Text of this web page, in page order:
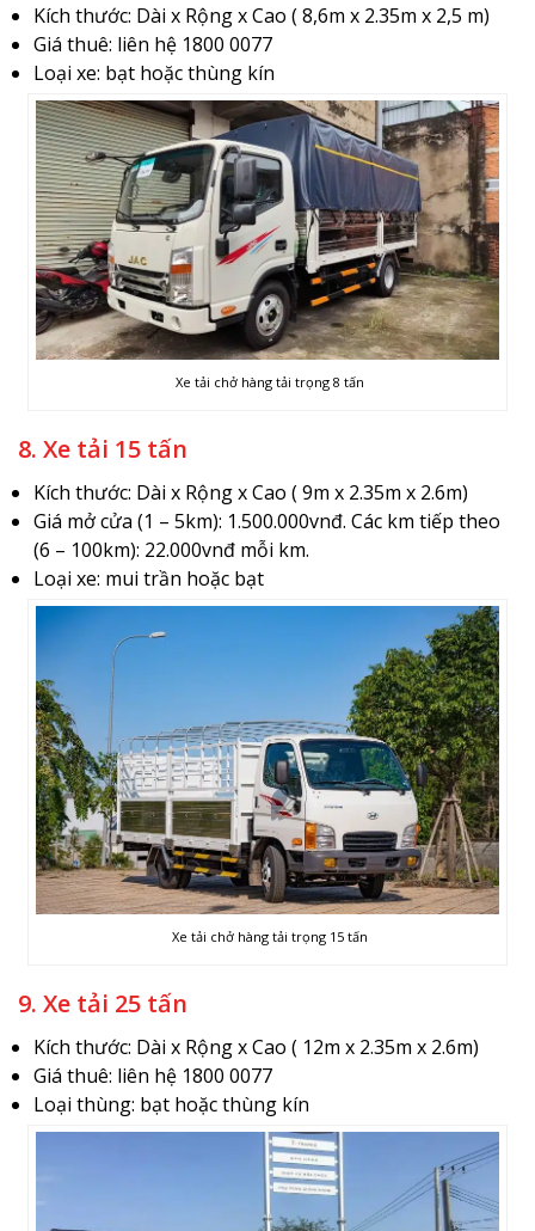
Kích thước: Dài x Rộng x Cao ( 8,6m x 2.35m x 2,5 m)
Giá thuê: liên hệ 1800 0077
Loại xe: bạt hoặc thùng kín
Xe tải chở hàng tải trọng 8 tấn
8. Xe tải 15 tấn
Kích thước: Dài x Rộng x Cao ( 9m x 2.35m x 2.6m)
Giá mở cửa (1 – 5km): 1.500.000vnđ. Các km tiếp theo
(6 – 100km): 22.000vnđ mỗi km.
Loại xe: mui trần hoặc bạt
Xe tải chở hàng tải trọng 15 tấn
9. Xe tải 25 tấn
Kích thước: Dài x Rộng x Cao ( 12m x 2.35m x 2.6m)
Giá thuê: liên hệ 1800 0077
Loại thùng: bạt hoặc thùng kín